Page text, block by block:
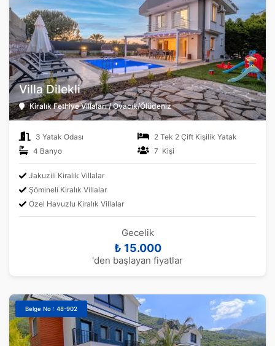
Villa Dilekli
Kiralık Fethiye Villaları / Ovacık/Ölüdeniz
3 Yatak Odası
2 Tek 2 Çift Kişilik Yatak
4 Banyo
7 Kişi
Jakuzili Kiralık Villalar
Şömineli Kiralık Villalar
Özel Havuzlu Kiralık Villalar
Gecelik
₺ 15.000
'den başlayan fiyatlar
Belge No : 48-902